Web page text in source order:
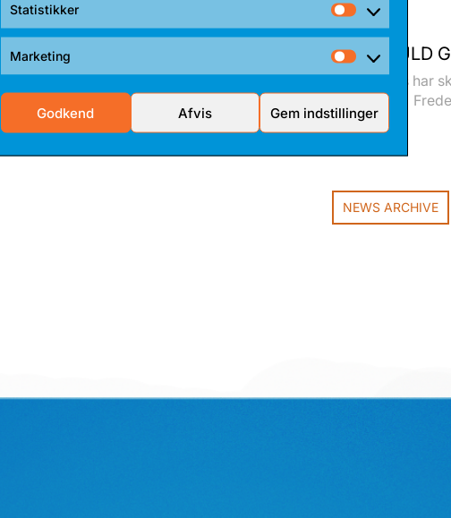
Statistikker
Statistikker
Marketing
Marketing
Godkend Afvis Gem indstillinger
TALENTFULD
Bakken Bears har
Frederik Stie.
NEWS ARCHIVE